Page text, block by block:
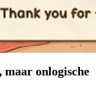
onlogische